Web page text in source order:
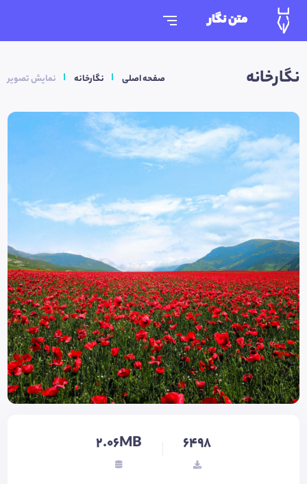
متن نگار
نگارخانه صفحه اصلی نگارخانه نمایش تصویر
6498
2.06MB